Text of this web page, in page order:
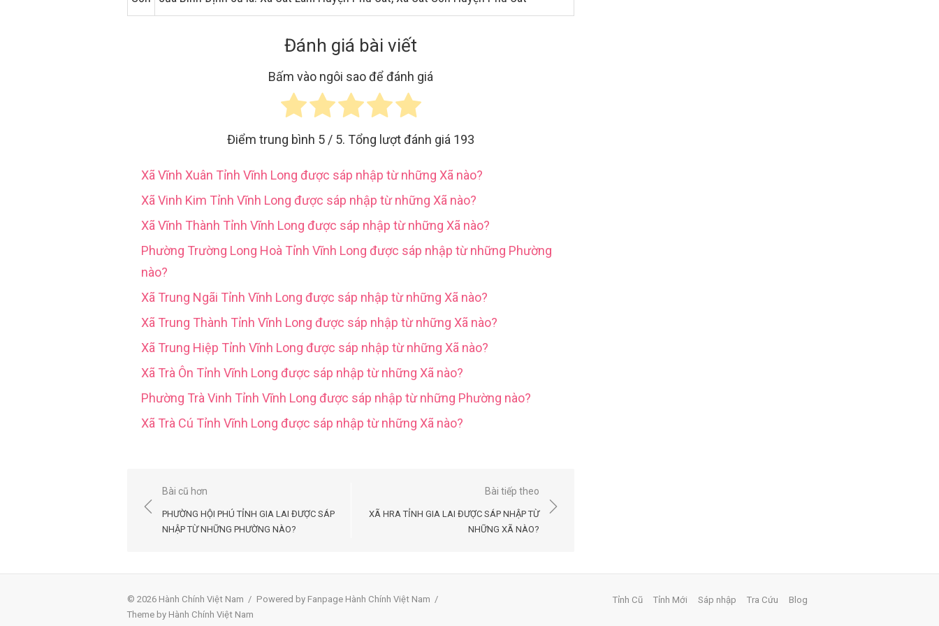
Đánh giá bài viết
Bấm vào ngôi sao để đánh giá
Điểm trung bình 5 / 5. Tổng lượt đánh giá 193
Xã Vĩnh Xuân Tỉnh Vĩnh Long được sáp nhập từ những Xã nào?
Xã Vinh Kim Tỉnh Vĩnh Long được sáp nhập từ những Xã nào?
Xã Vĩnh Thành Tỉnh Vĩnh Long được sáp nhập từ những Xã nào?
Phường Trường Long Hoà Tỉnh Vĩnh Long được sáp nhập từ những Phường
nào?
Xã Trung Ngãi Tỉnh Vĩnh Long được sáp nhập từ những Xã nào?
Xã Trung Thành Tỉnh Vĩnh Long được sáp nhập từ những Xã nào?
Xã Trung Hiệp Tỉnh Vĩnh Long được sáp nhập từ những Xã nào?
Xã Trà Ôn Tỉnh Vĩnh Long được sáp nhập từ những Xã nào?
Phường Trà Vinh Tỉnh Vĩnh Long được sáp nhập từ những Phường nào?
Xã Trà Cú Tỉnh Vĩnh Long được sáp nhập từ những Xã nào?
Điều
hướng
Bài cũ hơn
PHƯỜNG HỘI PHÚ TỈNH GIA LAI ĐƯỢC SÁP
NHẬP TỪ NHỮNG PHƯỜNG NÀO?
Bài tiếp theo
XÃ HRA TỈNH GIA LAI ĐƯỢC SÁP NHẬP TỪ
NHỮNG XÃ NÀO?
© 2026 Hành Chính Việt Nam / Powered by Fanpage Hành Chính Việt Nam /
Theme by Hành Chính Việt Nam
Tỉnh Cũ Tỉnh Mới Sáp nhập Tra Cứu Blog